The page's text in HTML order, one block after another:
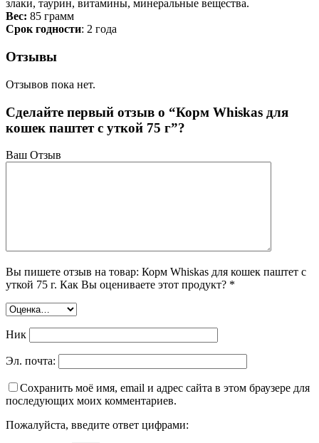
злаки, таурин, витамины, минеральные вещества.
Вес: 85 грамм
Срок годности: 2 года
Отзывы
Отзывов пока нет.
Сделайте первый отзыв о “Корм Whiskas для
кошек паштет с уткой 75 г”?
Ваш Отзыв
Вы пишете отзыв на товар: Корм Whiskas для кошек паштет с
уткой 75 г. Как Вы оцениваете этот продукт? *
Ник
Эл. почта:
Сохранить моё имя, email и адрес сайта в этом браузере для
последующих моих комментариев.
Пожалуйста, введите ответ цифрами: